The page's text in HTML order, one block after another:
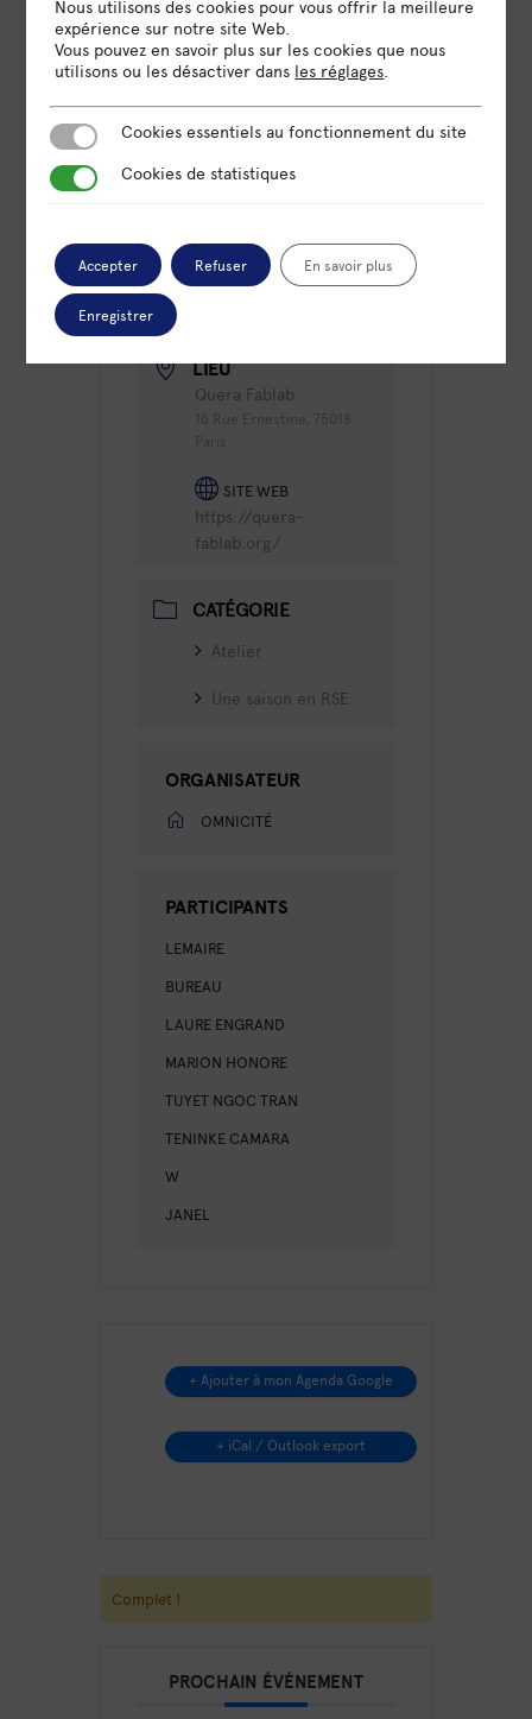
idf.org/
DATE
14 Fév 2025
HEURE
LIEU
Quera Fablab
SITE WEB
https://quera-
fablab.org/
CATÉGORIE
Atelier
Une saison en RSE
ORGANISATEUR
OMNICITÉ
PARTICIPANTS
LEMAIRE
BUREAU
LAURE ENGRAND
MARION HONORE
TUYET NGOC TRAN
TENINKE CAMARA
W
JANEL
+ Ajouter à mon Agenda Google
+ iCal / Outlook export
Complet !
PROCHAIN ÉVÉNEMENT
Nous utilisons des cookies pour vous offrir la meilleure
expérience sur notre site Web.
Vous pouvez en savoir plus sur les cookies que nous
utilisons ou les désactiver dans les réglages.
Cookies essentiels au fonctionnement du site
Cookies essentiels au fonctionnement du site
Cookies de statistiques
Cookies de statistiques
Accepter Refuser En savoir plus
Enregistrer